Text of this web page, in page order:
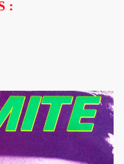
:
et HUGH
2019 a La